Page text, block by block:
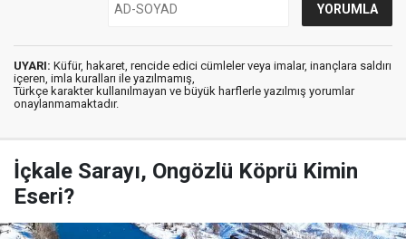
UYARI: Küfür, hakaret, rencide edici cümleler veya imalar, inançlara saldırı
içeren, imla kuralları ile yazılmamış,
Türkçe karakter kullanılmayan ve büyük harflerle yazılmış yorumlar
onaylanmamaktadır.
İçkale Sarayı, Ongözlü Köprü Kimin
Eseri?